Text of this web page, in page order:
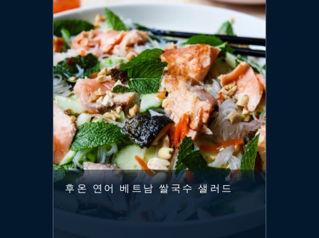
후온 연어 베트남 쌀국수 샐러드